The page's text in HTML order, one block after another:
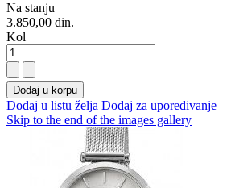
Na stanju
3.850,00 din.
Kol
Dodaj u korpu
Dodaj u listu želja Dodaj za upoređivanje
Skip to the end of the images gallery